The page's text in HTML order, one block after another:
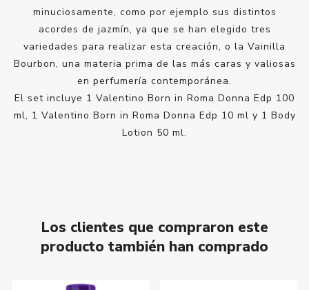
minuciosamente, como por ejemplo sus distintos
acordes de jazmín, ya que se han elegido tres
variedades para realizar esta creación, o la Vainilla
Bourbon, una materia prima de las más caras y valiosas
en perfumería contemporánea.
El set incluye 1 Valentino Born in Roma Donna Edp 100
ml, 1 Valentino Born in Roma Donna Edp 10 ml y 1 Body
Lotion 50 ml.
Los clientes que compraron este
producto también han comprado